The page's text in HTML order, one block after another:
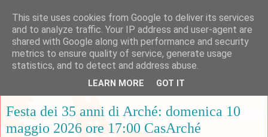
Festa dei 35 anni di Arché: domenica 10
maggio 2026 ore 17:00 CasArché
This site uses cookies from Google to deliver its services
and to analyze traffic. Your IP address and user-agent are
shared with Google along with performance and security
metrics to ensure quality of service, generate usage
statistics, and to detect and address abuse.
LEARN MORE GOT IT